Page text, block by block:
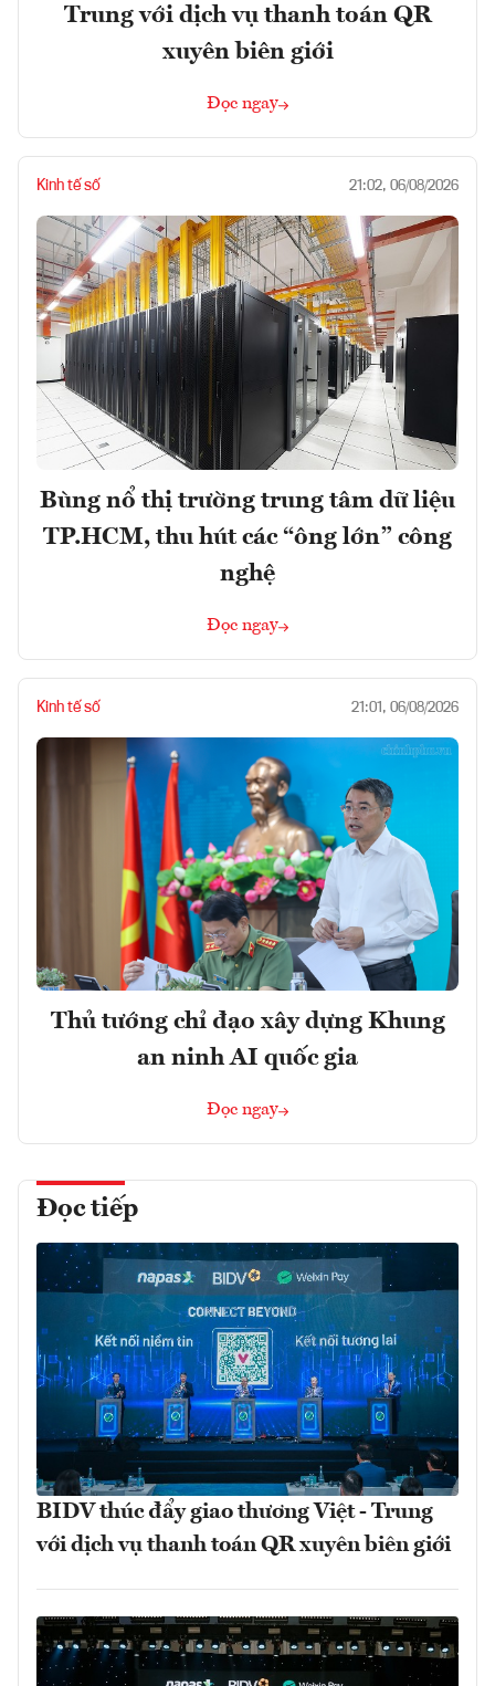
Trung với dịch vụ thanh toán QR
xuyên biên giới
Đọc ngay
Kinh tế số 21:02, 06/08/2026
Bùng nổ thị trường trung tâm dữ liệu
TP.HCM, thu hút các “ông lớn” công
nghệ
Đọc ngay
Kinh tế số 21:01, 06/08/2026
Thủ tướng chỉ đạo xây dựng Khung
an ninh AI quốc gia
Đọc ngay
Đọc tiếp
BIDV thúc đẩy giao thương Việt - Trung
với dịch vụ thanh toán QR xuyên biên giới